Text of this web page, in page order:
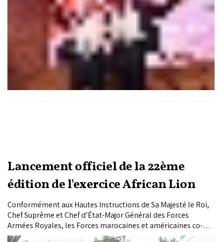
Lancement officiel de la 22ème
édition de l'exercice African Lion
Conformément aux Hautes Instructions de Sa Majesté le Roi,
Chef Suprême et Chef d’État-Major Général des Forces
Armées Royales, les Forces marocaines et américaines co-
organisent, jusqu’au 08 mai, la 22ème édition de l’exercice